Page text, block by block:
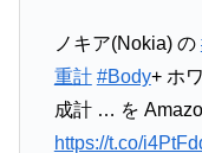
ノキア(Nokia) の
重計 #Body+ ホ
成計 … を
https://t.co/